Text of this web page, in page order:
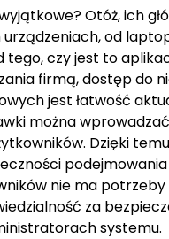
Otóż, ich
od
czy jest to
firmą, dostęp do
jest łatwość
można
Dzięki
nie ma
za
systemu.